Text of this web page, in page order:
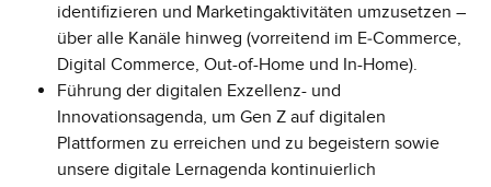
identifizieren und Marketingaktivitäten umzusetzen –
über alle Kanäle hinweg (vorreitend im E‑Commerce,
Digital Commerce, Out-of-Home und In-Home).
Führung der digitalen Exzellenz- und
Innovationsagenda, um Gen Z auf digitalen
Plattformen zu erreichen und zu begeistern sowie
unsere digitale Lernagenda kontinuierlich